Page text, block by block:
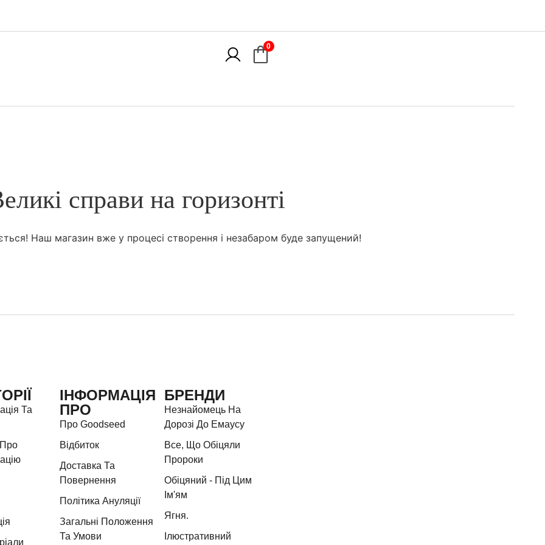
0
справи на горизонті
Наш магазин вже у процесі створення і незабаром буде запущений!
Та
ІНФОРМАЦІЯ
ПРО
Про Goodseed
Відбиток
Доставка Та
Повернення
Політика Ануляції
Загальні Положення
Та Умови
БРЕНДИ
Незнайомець На
Дорозі До Емаусу
Все, Що Обіцяли
Пророки
Обіцяний - Під Цим
Ім'ям
Ягня.
Ілюстративний